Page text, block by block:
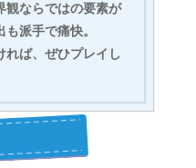
観ならではの要素が
派手で痛快。
れば、ぜひプレイし